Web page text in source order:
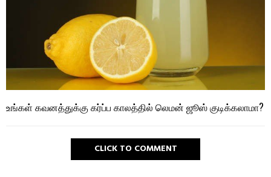
உங்கள் கவனத்துக்கு கர்ப்ப காலத்தில் லெமன் ஜூஸ் குடிக்கலாமா?
CLICK TO COMMENT